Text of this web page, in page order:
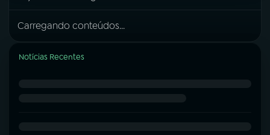
Carregando conteúdos...
Notícias Recentes